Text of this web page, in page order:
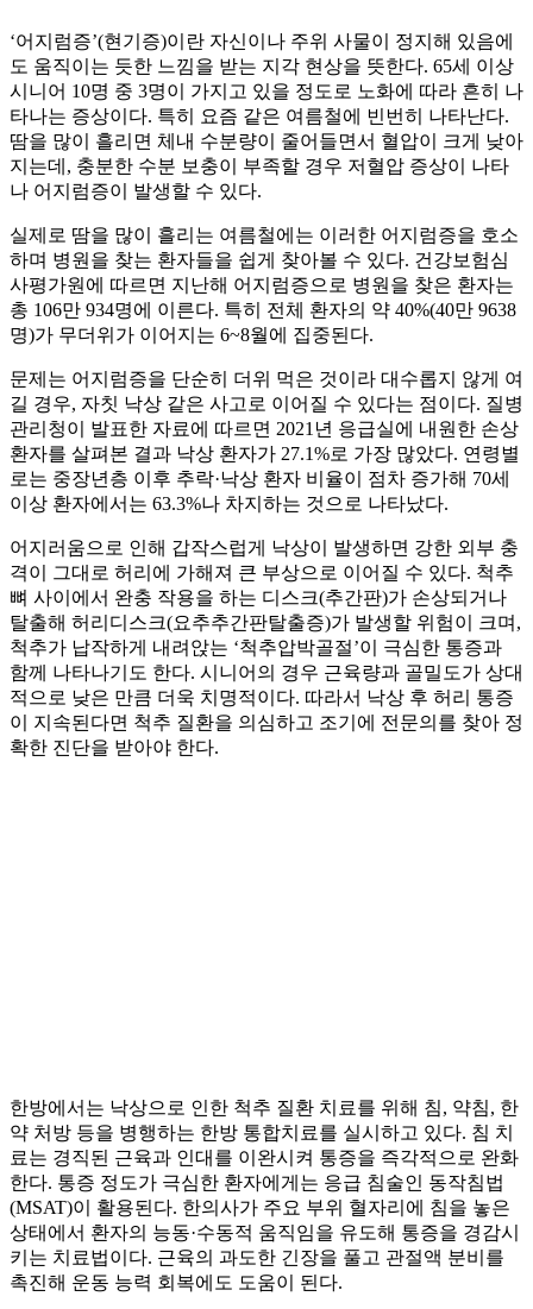
‘어지럼증’(현기증)이란 자신이나 주위 사물이 정지해 있음에
도 움직이는 듯한 느낌을 받는 지각 현상을 뜻한다. 65세 이상
시니어 10명 중 3명이 가지고 있을 정도로 노화에 따라 흔히 나
타나는 증상이다. 특히 요즘 같은 여름철에 빈번히 나타난다.
땀을 많이 흘리면 체내 수분량이 줄어들면서 혈압이 크게 낮아
지는데, 충분한 수분 보충이 부족할 경우 저혈압 증상이 나타
나 어지럼증이 발생할 수 있다.
실제로 땀을 많이 흘리는 여름철에는 이러한 어지럼증을 호소
하며 병원을 찾는 환자들을 쉽게 찾아볼 수 있다. 건강보험심
사평가원에 따르면 지난해 어지럼증으로 병원을 찾은 환자는
총 106만 934명에 이른다. 특히 전체 환자의 약 40%(40만 9638
명)가 무더위가 이어지는 6~8월에 집중된다.
문제는 어지럼증을 단순히 더위 먹은 것이라 대수롭지 않게 여
길 경우, 자칫 낙상 같은 사고로 이어질 수 있다는 점이다. 질병
관리청이 발표한 자료에 따르면 2021년 응급실에 내원한 손상
환자를 살펴본 결과 낙상 환자가 27.1%로 가장 많았다. 연령별
로는 중장년층 이후 추락·낙상 환자 비율이 점차 증가해 70세
이상 환자에서는 63.3%나 차지하는 것으로 나타났다.
어지러움으로 인해 갑작스럽게 낙상이 발생하면 강한 외부 충
격이 그대로 허리에 가해져 큰 부상으로 이어질 수 있다. 척추
뼈 사이에서 완충 작용을 하는 디스크(추간판)가 손상되거나
탈출해 허리디스크(요추추간판탈출증)가 발생할 위험이 크며,
척추가 납작하게 내려앉는 ‘척추압박골절’이 극심한 통증과
함께 나타나기도 한다. 시니어의 경우 근육량과 골밀도가 상대
적으로 낮은 만큼 더욱 치명적이다. 따라서 낙상 후 허리 통증
이 지속된다면 척추 질환을 의심하고 조기에 전문의를 찾아 정
확한 진단을 받아야 한다.
한방에서는 낙상으로 인한 척추 질환 치료를 위해 침, 약침, 한
약 처방 등을 병행하는 한방 통합치료를 실시하고 있다. 침 치
료는 경직된 근육과 인대를 이완시켜 통증을 즉각적으로 완화
한다. 통증 정도가 극심한 환자에게는 응급 침술인 동작침법
(MSAT)이 활용된다. 한의사가 주요 부위 혈자리에 침을 놓은
상태에서 환자의 능동·수동적 움직임을 유도해 통증을 경감시
키는 치료법이다. 근육의 과도한 긴장을 풀고 관절액 분비를
촉진해 운동 능력 회복에도 도움이 된다.